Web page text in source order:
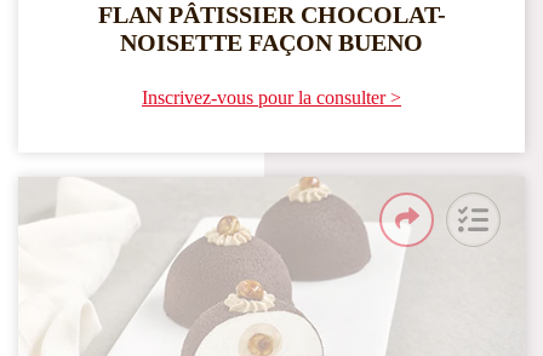
FLAN PÂTISSIER CHOCOLAT-
NOISETTE FAÇON BUENO
Inscrivez-vous pour la consulter >